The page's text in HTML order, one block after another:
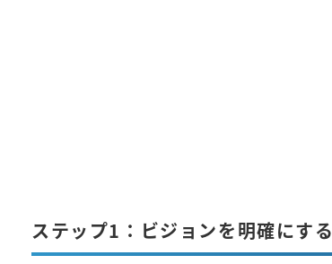
ステップ1：ビジョンを明確にする